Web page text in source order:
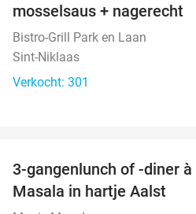
mosselsaus + nagerecht
Bistro-Grill Park en Laan
Sint-Niklaas
Verkocht: 301
3-gangenlunch of -diner
Masala in hartje Aalst